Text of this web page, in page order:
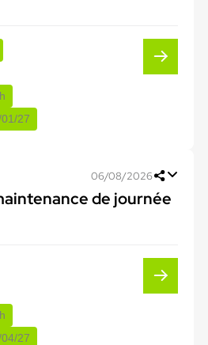
27
06/08/2026
de journée
27